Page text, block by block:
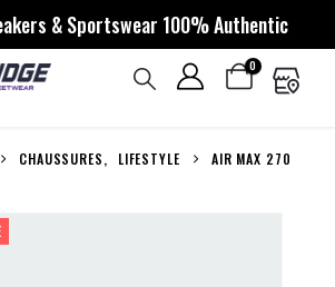
& Sportswear 100% Authentic
0
CHAUSSURES, LIFESTYLE AIR MAX 270